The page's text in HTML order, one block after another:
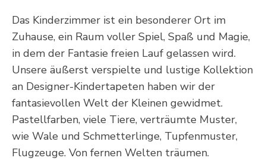
Das Kinderzimmer ist ein besonderer Ort im
Zuhause, ein Raum voller Spiel, Spaß und Magie,
in dem der Fantasie freien Lauf gelassen wird.
Unsere äußerst verspielte und lustige Kollektion
an Designer-Kindertapeten haben wir der
fantasievollen Welt der Kleinen gewidmet.
Pastellfarben, viele Tiere, verträumte Muster,
wie Wale und Schmetterlinge, Tupfenmuster,
Flugzeuge. Von fernen Welten träumen.